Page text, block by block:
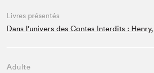
Livres présentés
Dans l'univers des Contes Interdits :
Adulte